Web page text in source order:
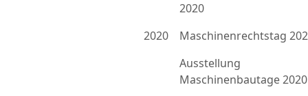
2020
2020
Maschinenrechtstag
Ausstellung
Maschinenbautage 2020